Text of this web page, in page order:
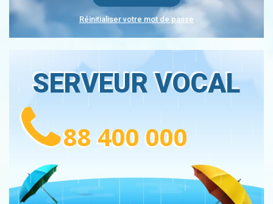
Réinitialiser votre mot de passe
SERVEUR VOCAL
88 400 000